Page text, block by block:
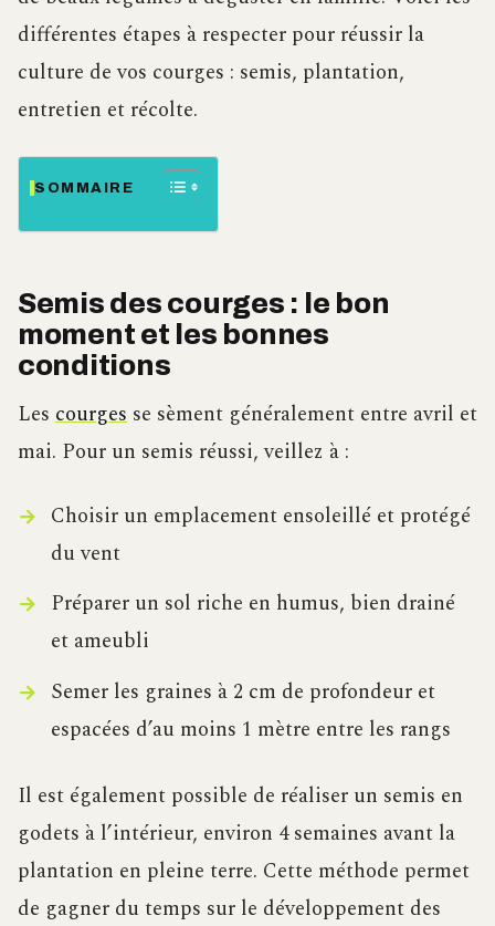
différentes étapes à respecter pour réussir la
culture de vos courges : semis, plantation,
entretien et récolte.
SOMMAIRE
Semis des courges : le bon
moment et les bonnes
conditions
Les courges se sèment généralement entre avril et
mai. Pour un semis réussi, veillez à :
Choisir un emplacement ensoleillé et protégé
du vent
Préparer un sol riche en humus, bien drainé
et ameubli
Semer les graines à 2 cm de profondeur et
espacées d’au moins 1 mètre entre les rangs
Il est également possible de réaliser un semis en
godets à l’intérieur, environ 4 semaines avant la
plantation en pleine terre. Cette méthode permet
de gagner du temps sur le développement des